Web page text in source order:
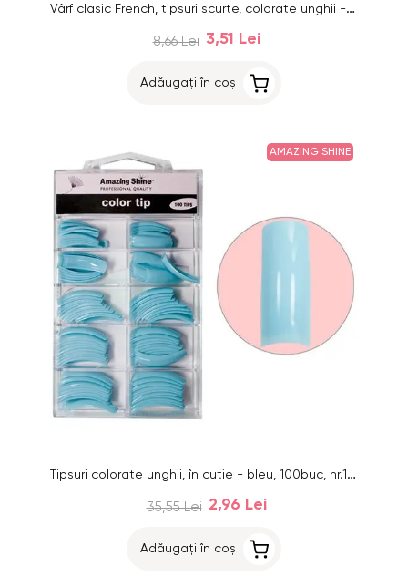
Vârf clasic French, tipsuri scurte, colorate unghii - roşu neon, 24buc, nr.1 - 10
8,66 Lei 3,51 Lei
Adăugați în coș
AMAZING SHINE
Tipsuri colorate unghii, în cutie - bleu, 100buc, nr.1 - 10
35,55 Lei 2,96 Lei
Adăugați în coș